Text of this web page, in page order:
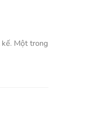
kế. Một trong